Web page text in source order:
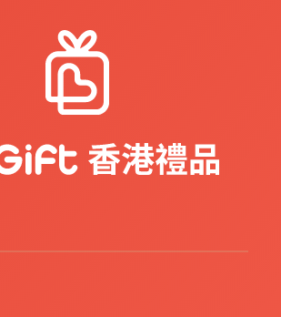
戶在贈與受贈之間找到深層的聯
遞您的企業理念和文化。
念品。這些定制的產品不僅可以印
標誌，更能將企業的理念和宣傳自
色的存儲容器，還可以讓客人在